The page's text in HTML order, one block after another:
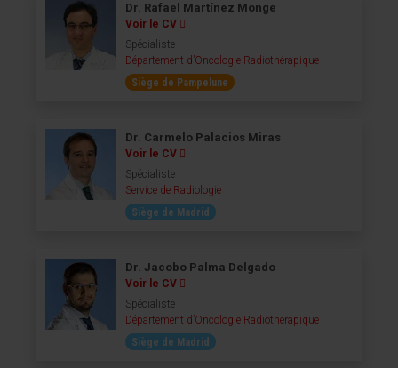
Dr. Rafael Martínez Monge
Voir le CV
Spécialiste
Département d’Oncologie Radiothérapique
Siège de Pampelune
Dr. Carmelo Palacios Miras
Voir le CV
Spécialiste
Service de Radiologie
Siège de Madrid
Dr. Jacobo Palma Delgado
Voir le CV
Spécialiste
Département d’Oncologie Radiothérapique
Siège de Madrid